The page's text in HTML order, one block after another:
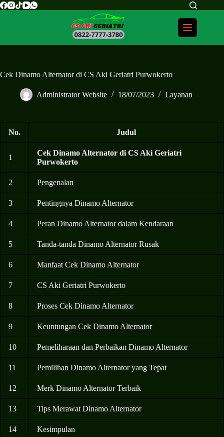
Cek Dinamo Alternator di CS Aki Geriatri Purwokerto
Administrator Website 18/07/2023 Layanan
No. Judul
1
Cek Dinamo Alternator di CS Aki Geriatri
Purwokerto
2 Pengenalan
3 Pentingnya Dinamo Alternator
4 Peran Dinamo Alternator dalam Kendaraan
5 Tanda-tanda Dinamo Alternator Rusak
6 Manfaat Cek Dinamo Alternator
7 CS Aki Geriatri Purwokerto
8 Proses Cek Dinamo Alternator
9 Keuntungan Cek Dinamo Alternator
10 Pemeliharaan dan Perbaikan Dinamo Alternator
11 Pemilihan Dinamo Alternator yang Tepat
12 Merk Dinamo Alternator Terbaik
13 Tips Merawat Dinamo Alternator
14 Kesimpulan